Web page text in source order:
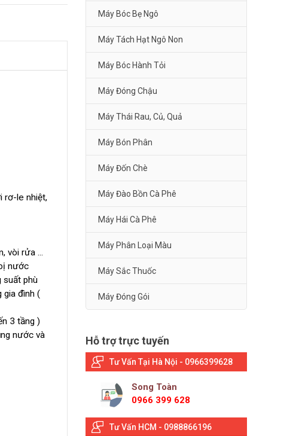
rơ-le nhiệt,
vòi rửa ...
nước
suất phù
gia đình (
3 tầng )
nước và
Máy Bóc Bẹ Ngô
Máy Tách Hạt Ngô Non
Máy Bóc Hành Tỏi
Máy Đóng Chậu
Máy Thái Rau, Củ, Quả
Máy Bón Phân
Máy Đốn Chè
Máy Đào Bồn Cà Phê
Máy Hái Cà Phê
Máy Phân Loại Màu
Máy Sắc Thuốc
Máy Đóng Gói
Hỗ trợ trực tuyến
Tư Vấn Tại Hà Nội - 0966399628
Song Toàn
0966 399 628
Tư Vấn HCM - 0988866196